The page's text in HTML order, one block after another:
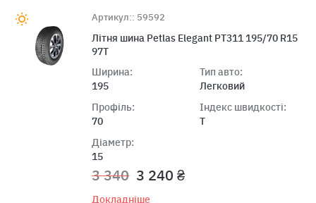
Артикул:: 59592
Літня шина Petlas Elegant PT311 195/70 R15
97T
Ширина:
195
Профіль:
70
Діаметр:
15
Тип авто:
Легковий
Індекс швидкості:
T
3 340 3 240 ₴
Докладніше